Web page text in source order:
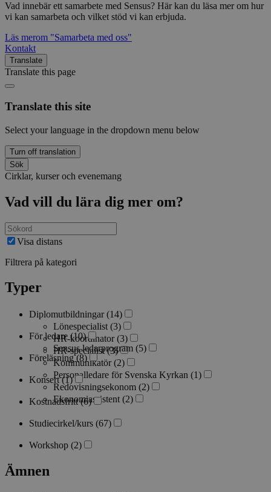
Vad innebär ett samarbete med Sensus? Här kan du läsa mer om hur
vi kan samarbeta och vilket stöd vi kan erbjuda.
Läs merom "Samarbeta med oss"
Kontakt
Translate
Translate this page
Translate this site
Select your language in the dropdown menu below
Turn off translation
Sök
Cirklar, kurser och evenemang
Vad vill du lära dig mer om?
Visa distans
Filtrera på kategori
Typer
Diplomutbildningar (14)
Lönespecialist (3)
HR-koordinator (3)
HR-specialist (3)
Kommunikatör (2)
Personalledare för Svenska Kyrkan (1)
Redovisningsekonom (2)
Ekonomiassistent (2)
För ledare (10)
Sensus ledarprogram (5)
Föreläsning (8)
Konsert (1)
Kostnadsfritt (6)
Studiecirkel/kurs (67)
Workshop (2)
Ämnen